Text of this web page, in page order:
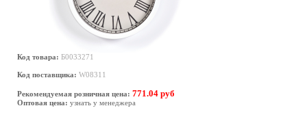
Код товара: Б0033271
Код поставщика: W08311
Рекомендуемая розничная цена: 771.04 руб
Оптовая цена: узнать у менеджера